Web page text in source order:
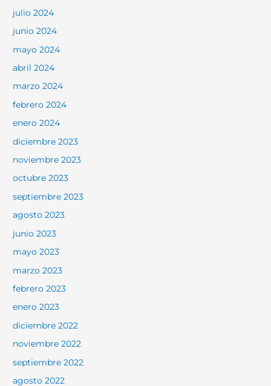
julio 2024
junio 2024
mayo 2024
abril 2024
marzo 2024
febrero 2024
enero 2024
diciembre 2023
noviembre 2023
octubre 2023
septiembre 2023
agosto 2023
junio 2023
mayo 2023
marzo 2023
febrero 2023
enero 2023
diciembre 2022
noviembre 2022
septiembre 2022
agosto 2022